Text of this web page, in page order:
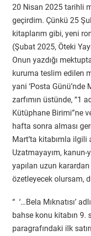
20 Nisan 2025 tarihli
geçirdim. Çünkü 25
kitaplarım gibi, yeni
(Şubat 2025, Öteki
Onun yazdığı
kuruma teslim edilen
yani ‘Posta
zarfımın üstünde, “1
Kütüphane Birimi”ne
hafta sonra alması
Mart’ta kitabımla ilgili
Uzatmayayım, kanun-
yapılan uzun
özetleyecek olursam,
“ ‘…Bela Mıknatısı’
bahse konu kitabın 9.
paragrafındaki ilk